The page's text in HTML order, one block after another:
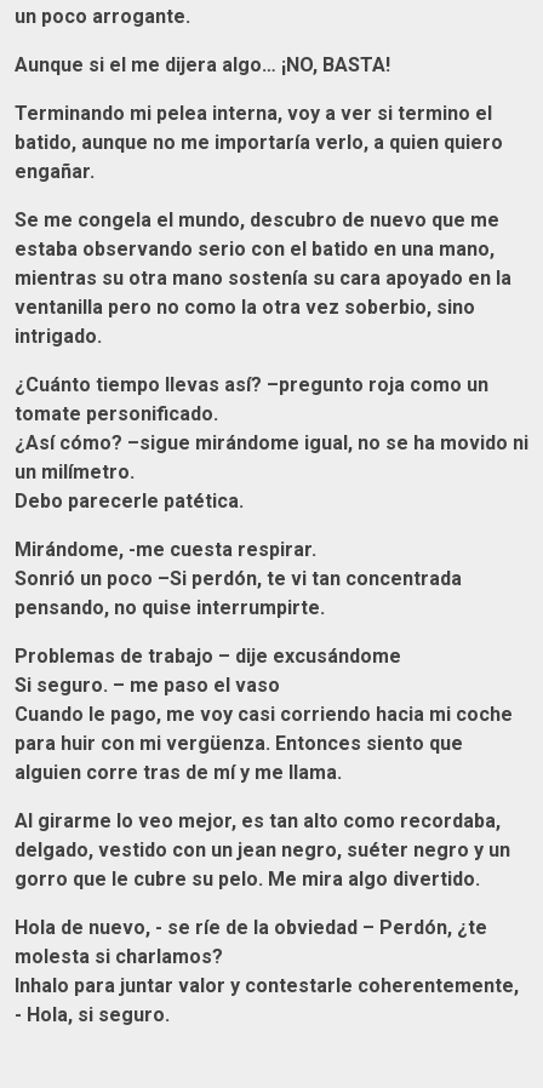
un poco arrogante.
Aunque si el me dijera algo… ¡NO, BASTA!
Terminando mi pelea interna, voy a ver si termino el
batido, aunque no me importaría verlo, a quien quiero
engañar.
Se me congela el mundo, descubro de nuevo que me
estaba observando serio con el batido en una mano,
mientras su otra mano sostenía su cara apoyado en la
ventanilla pero no como la otra vez soberbio, sino
intrigado.
¿Cuánto tiempo llevas así? –pregunto roja como un
tomate personificado.
¿Así cómo? –sigue mirándome igual, no se ha movido ni
un milímetro.
Debo parecerle patética.
Mirándome, -me cuesta respirar.
Sonrió un poco –Si perdón, te vi tan concentrada
pensando, no quise interrumpirte.
Problemas de trabajo – dije excusándome
Si seguro. – me paso el vaso
Cuando le pago, me voy casi corriendo hacia mi coche
para huir con mi vergüenza. Entonces siento que
alguien corre tras de mí y me llama.
Al girarme lo veo mejor, es tan alto como recordaba,
delgado, vestido con un jean negro, suéter negro y un
gorro que le cubre su pelo. Me mira algo divertido.
Hola de nuevo, - se ríe de la obviedad – Perdón, ¿te
molesta si charlamos?
Inhalo para juntar valor y contestarle coherentemente,
- Hola, si seguro.